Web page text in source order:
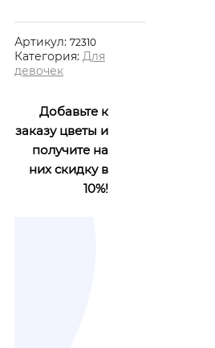
Артикул: 72310
Категория: Для
девочек
Добавьте к
заказу цветы и
получите на
них скидку в
10%!